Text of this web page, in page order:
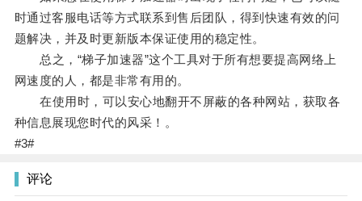
时通过客服电话等方式联系到售后团队，得到快速有效的问
题解决，并及时更新版本保证使用的稳定性。
总之，“梯子加速器”这个工具对于所有想要提高网络上
网速度的人，都是非常有用的。
在使用时，可以安心地翻开不屏蔽的各种网站，获取各
种信息展现您时代的风采！。
#3#
评论